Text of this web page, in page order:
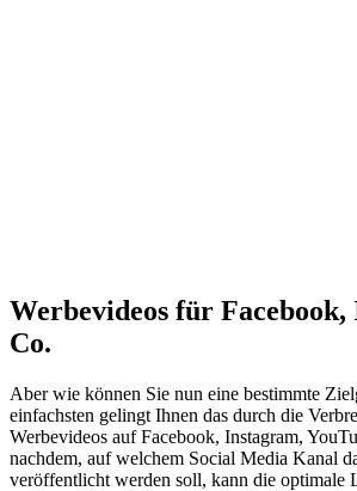
Werbevideos für
Co.
Aber wie können Sie nun eine bestimmte
einfachsten gelingt Ihnen das durch die
Werbevideos auf Facebook, Instagram,
nachdem, auf welchem Social Media Kanal
veröffentlicht werden soll, kann die optimale